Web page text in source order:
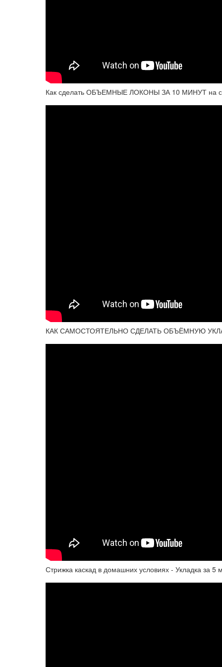
Как сделать ОБЪЕМНЫЕ ЛОКОНЫ ЗА 10 МИНУТ на
КАК САМОСТОЯТЕЛЬНО СДЕЛАТЬ ОБЪЁМНУЮ
Стрижка каскад в домашних условиях - Укладка за 5